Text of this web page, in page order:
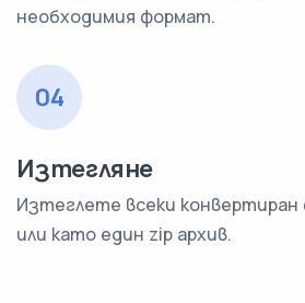
необходимия формат.
04
Изтегляне
Изтеглете всеки
или като един zip архив.